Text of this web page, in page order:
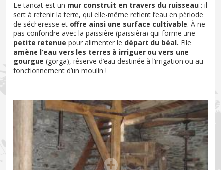
Le tancat est un mur construit en travers du ruisseau : il
sert à retenir la terre, qui elle-même retient l’eau en période
de sécheresse et offre ainsi une surface cultivable. À ne
pas confondre avec la paissière (paissièra) qui forme une
petite retenue pour alimenter le départ du béal. Elle
amène l’eau vers les terres à irriguer ou vers une
gourgue (gorga), réserve d’eau destinée à l’irrigation ou au
fonctionnement d’un moulin !